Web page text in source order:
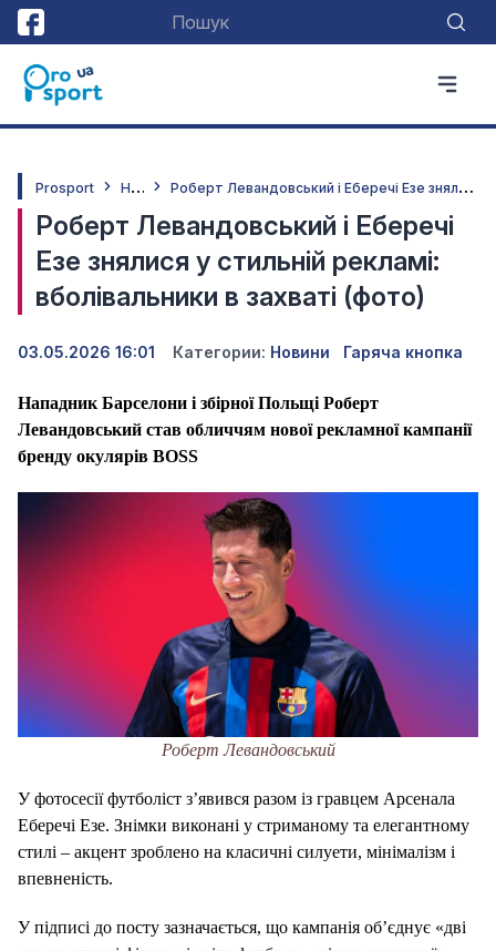
Prosport Н
овини Р
оберт Левандовський і Еберечі Езе знялися у стильній рекламі: вболівальники в захваті (фото)
Роберт Левандовський і Еберечі
Езе знялися у стильній рекламі:
вболівальники в захваті (фото)
03.05.2026 16:01 Категории: Новини Гаряча кнопка
Нападник Барселони і збірної Польщі Роберт
Левандовський став обличчям нової рекламної кампанії
бренду окулярів BOSS
Роберт Левандовський
У фотосесії футболіст з’явився разом із гравцем Арсенала
Еберечі Езе. Знімки виконані у стриманому та елегантному
стилі – акцент зроблено на класичні силуети, мінімалізм і
впевненість.
У підписі до посту зазначається, що кампанія об’єднує «дві